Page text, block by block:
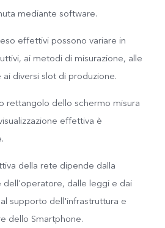
mediante software.
effettivi possono variare in
ai metodi di misurazione, alle
diversi slot di produzione.
rettangolo dello schermo misura
effettiva è
della rete dipende dalla
dell'operatore, dalle leggi e dai
supporto dell'infrastruttura e
dello Smartphone.